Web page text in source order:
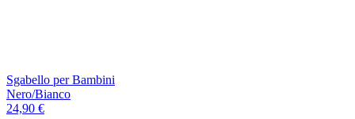
Sgabello per Bambini
Nero/Bianco
24,90 €